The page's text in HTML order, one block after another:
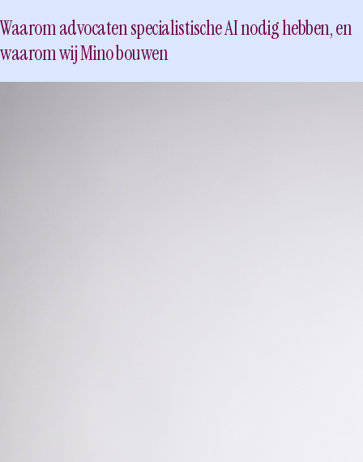
Waarom advocaten specialistische AI nodig hebben, en
waarom wij Mino bouwen